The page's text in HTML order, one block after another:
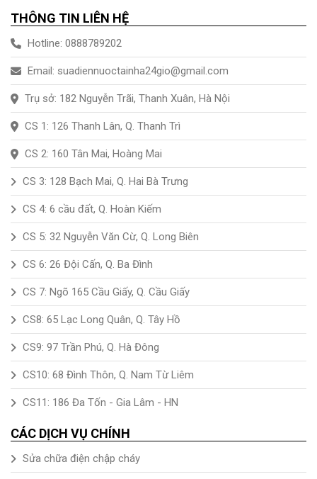
THÔNG TIN LIÊN HỆ
Hotline: 0888789202
Email: suadiennuoctainha24gio@gmail.com
Trụ sở: 182 Nguyễn Trãi, Thanh Xuân, Hà Nội
CS 1: 126 Thanh Lân, Q. Thanh Trì
CS 2: 160 Tân Mai, Hoàng Mai
CS 3: 128 Bạch Mai, Q. Hai Bà Trưng
CS 4: 6 cầu đất, Q. Hoàn Kiếm
CS 5: 32 Nguyễn Văn Cừ, Q. Long Biên
CS 6: 26 Đội Cấn, Q. Ba Đình
CS 7: Ngõ 165 Cầu Giấy, Q. Cầu Giấy
CS8: 65 Lạc Long Quân, Q. Tây Hồ
CS9: 97 Trần Phú, Q. Hà Đông
CS10: 68 Đình Thôn, Q. Nam Từ Liêm
CS11: 186 Đa Tốn - Gia Lâm - HN
CÁC DỊCH VỤ CHÍNH
Sửa chữa điện chập cháy